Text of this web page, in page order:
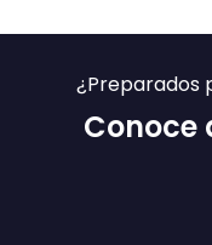
¿Preparados
Conoce